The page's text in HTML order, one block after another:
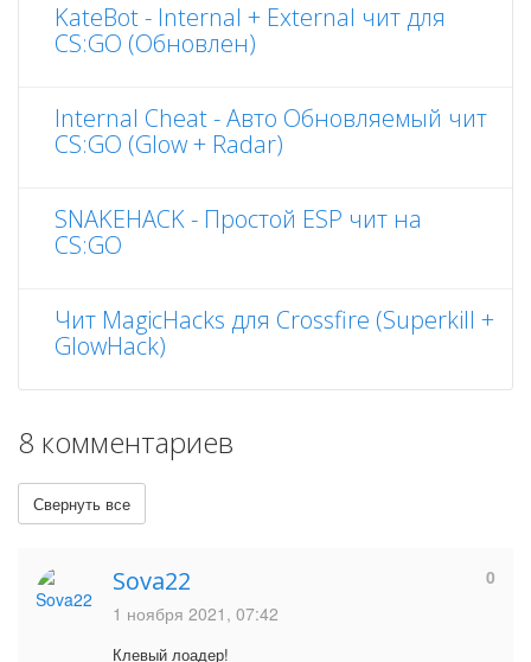
KateBot - Internal + External чит для
CS:GO (Обновлен)
Internal Cheat - Авто Обновляемый чит
CS:GO (Glow + Radar)
SNAKEHACK - Простой ESP чит на
CS:GO
Чит MagicHacks для Crossfire (Superkill +
GlowHack)
8 комментариев
Свернуть все
Sova22
1 ноября 2021, 07:42
0
Клевый лоадер!